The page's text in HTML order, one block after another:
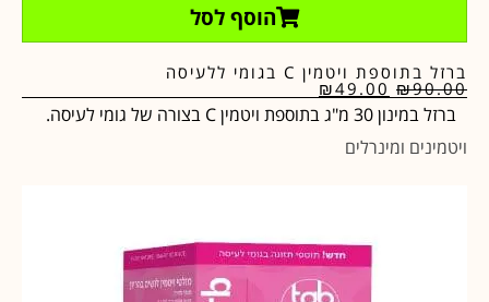
הוסף לסל
ברזל בתוספת ויטמין C בגומי ללעיסה
₪90.00
₪49.00
ברזל במינון 30 מ"ג בתוספת ויטמין C בצורה של גומי לעיסה.
ויטמינים ומינרלים